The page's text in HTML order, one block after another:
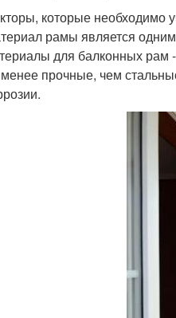
которые необходимо
рамы является
для балконных рам
прочные, чем